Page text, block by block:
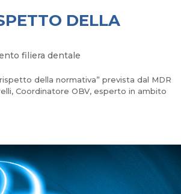
DELLA
filiera dentale
della normativa” prevista dal MDR
Coordinatore OBV, esperto in ambito